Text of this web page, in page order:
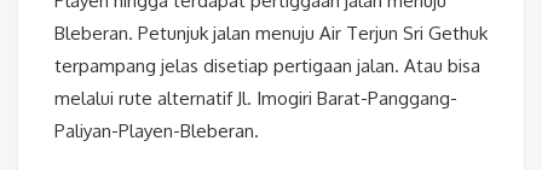
Bleberan. Petunjuk jalan menuju Air Terjun Sri Gethuk
terpampang jelas disetiap pertigaan jalan. Atau bisa
melalui rute alternatif Jl. Imogiri Barat-Panggang-
Paliyan-Playen-Bleberan.